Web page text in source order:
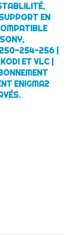
EN
254-256 |
ET VLC |
ENIGMA2